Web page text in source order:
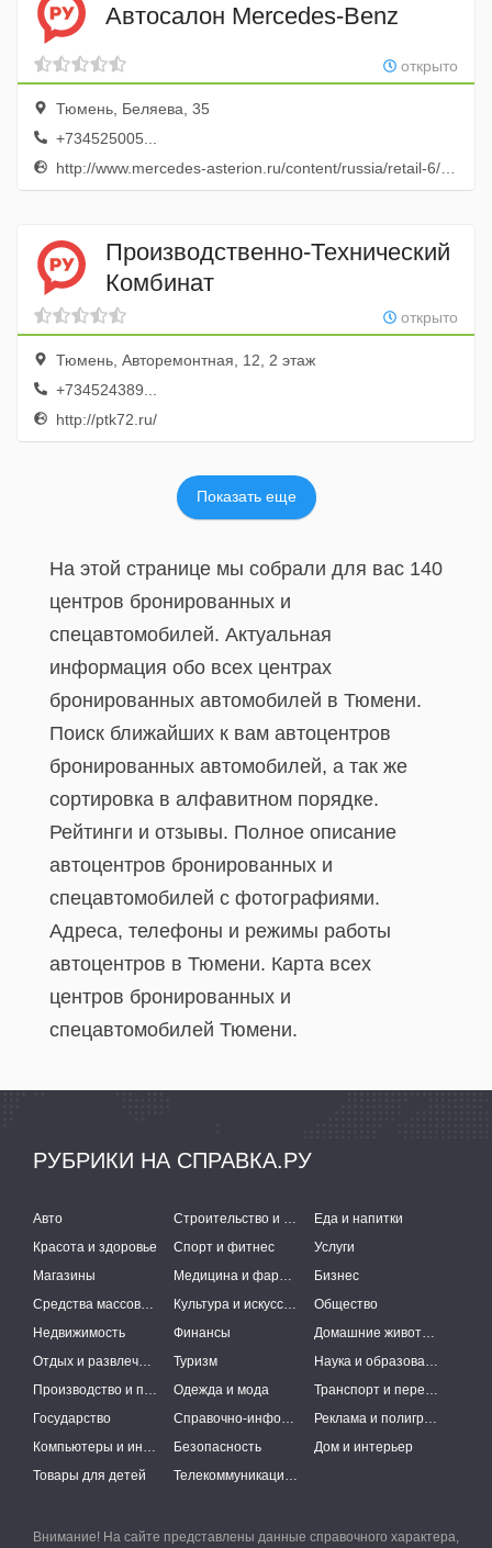
Автосалон Mercedes-Benz
открыто
Тюмень, Беляева, 35
+734525005...
http://www.mercedes-asterion.ru/content/russia/retail-6/asterion/ru/desktop/home.html
Производственно-Технический
Комбинат
открыто
Тюмень, Авторемонтная, 12, 2 этаж
+734524389...
http://ptk72.ru/
Показать еще
На этой странице мы собрали для вас 140
центров бронированных и
спецавтомобилей. Актуальная
информация обо всех центрах
бронированных автомобилей в Тюмени.
Поиск ближайших к вам автоцентров
бронированных автомобилей, а так же
сортировка в алфавитном порядке.
Рейтинги и отзывы. Полное описание
автоцентров бронированных и
спецавтомобилей с фотографиями.
Адреса, телефоны и режимы работы
автоцентров в Тюмени. Карта всех
центров бронированных и
спецавтомобилей Тюмени.
РУБРИКИ НА СПРАВКА.РУ
Авто Строительство и ремонт
Еда и напитки
Красота и здоровье
Спорт и фитнес
Услуги
Магазины
Медицина и фармацевтика
Бизнес
Средства массовой информации
Культура и искусство
Общество
Недвижимость
Финансы
Домашние животные
Отдых и развлечения
Туризм
Наука и образование
Производство и поставки
Одежда и мода
Транспорт и перевозки
Государство
Справочно-информационные системы
Реклама и полиграфия
Компьютеры и интернет
Безопасность
Дом и интерьер
Товары для детей
Телекоммуникации и связь
Внимание! На сайте представлены данные справочного характера,